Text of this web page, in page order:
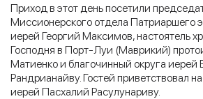
Приход в этот день посетили
Миссионерского отдела Патриаршего
иерей Георгий Максимов, настоятель
Господня в Порт-Луи (Маврикий)
Матиенко и благочинный округа иерей
Рандрианайву. Гостей приветствовал
иерей Пасхалий Расулунариву.